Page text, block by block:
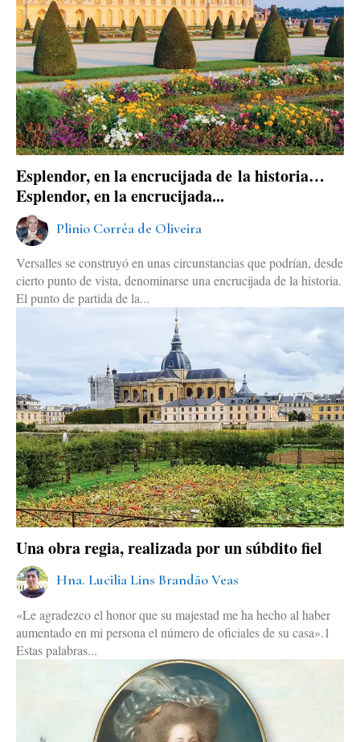
Esplendor, en la encrucijada de la historia…
Esplendor, en la encrucijada...
Plinio Corrêa de Oliveira
Versalles se construyó en unas circunstancias que podrían, desde
cierto punto de vista, denominarse una encrucijada de la historia.
El punto de partida de la...
Una obra regia, realizada por un súbdito fiel
Hna. Lucilia Lins Brandão Veas
«Le agradezco el honor que su majestad me ha hecho al haber
aumentado en mi persona el número de oficiales de su casa».1
Estas palabras...